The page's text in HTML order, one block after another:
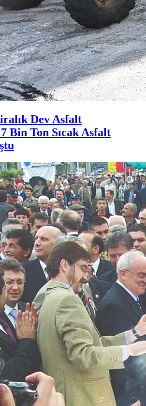
Dev Asfalt
Bin Ton Sıcak Asfalt